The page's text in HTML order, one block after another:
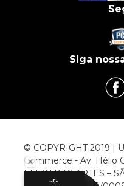
Siga
© COPYRIGHT 2019 |
Commerce - Av. Hélio
EMBU DAS ARTES –